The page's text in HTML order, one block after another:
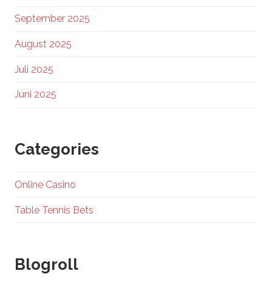
September 2025
August 2025
Juli 2025
Juni 2025
Categories
Online Casino
Table Tennis Bets
Blogroll